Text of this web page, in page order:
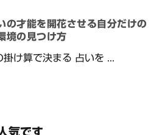
の才能を開花させる自分だけの
境の見つけ方
け算で決まる 占いを ...
気です